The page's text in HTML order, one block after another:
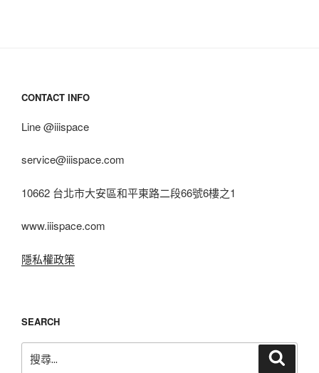
CONTACT INFO
Line @iiispace
service@iiispace.com
10662 台北市大安區和平東路二段66號6樓之1
www.iiispace.com
隱私權政策
SEARCH
尋